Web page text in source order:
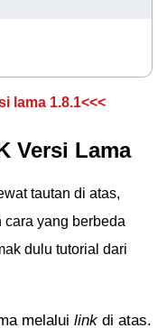
lama 1.8.1<<<
Versi Lama
tautan di atas,
cara yang berbeda
dulu tutorial dari
melalui link di atas.